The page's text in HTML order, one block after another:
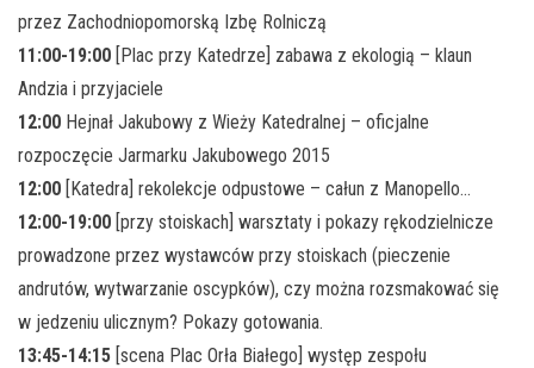
przez Zachodniopomorską Izbę Rolniczą
11:00-19:00 [Plac przy Katedrze] zabawa z ekologią – klaun
Andzia i przyjaciele
12:00 Hejnał Jakubowy z Wieży Katedralnej – oficjalne
rozpoczęcie Jarmarku Jakubowego 2015
12:00 [Katedra] rekolekcje odpustowe – całun z Manopello…
12:00-19:00 [przy stoiskach] warsztaty i pokazy rękodzielnicze
prowadzone przez wystawców przy stoiskach (pieczenie
andrutów, wytwarzanie oscypków), czy można rozsmakować się
w jedzeniu ulicznym? Pokazy gotowania.
13:45-14:15 [scena Plac Orła Białego] występ zespołu